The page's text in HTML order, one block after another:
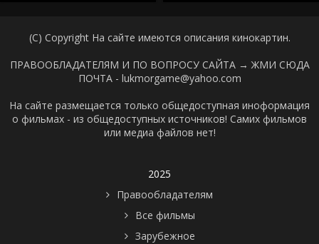
(C) Copyright На сайте имеются описания кинокартин.
ПРАВООБЛАДАТЕЛЯМ И ПО ВОПРОСУ САЙТА → ЖМИ СЮДА
ПОЧТА - lukmorgame@yahoo.com
На сайте размещается только общедоступная иноформация
о фильмах - из общедоступных источников! Самих фильмов
или медиа файлов нет!
2025
Правообладателям
Все фильмы
Зарубежное